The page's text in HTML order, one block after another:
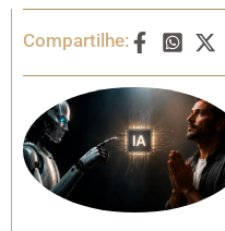
Compartilhe: